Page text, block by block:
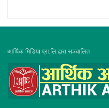
आर्थिक मिडिया प्रा.लि.द्वारा सञ्चालित